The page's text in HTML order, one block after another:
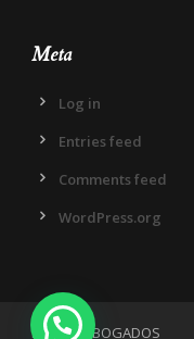
Meta
Log in
Entries feed
Comments feed
WordPress.org
IN DIEM ABOGADOS